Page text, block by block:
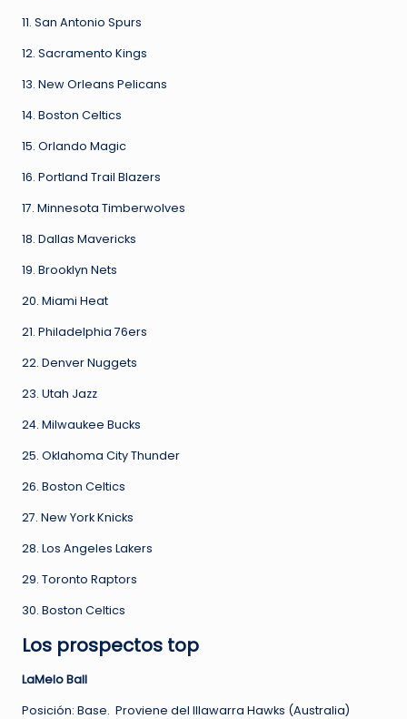
11. San Antonio Spurs
12. Sacramento Kings
13. New Orleans Pelicans
14. Boston Celtics
15. Orlando Magic
16. Portland Trail Blazers
17. Minnesota Timberwolves
18. Dallas Mavericks
19. Brooklyn Nets
20. Miami Heat
21. Philadelphia 76ers
22. Denver Nuggets
23. Utah Jazz
24. Milwaukee Bucks
25. Oklahoma City Thunder
26. Boston Celtics
27. New York Knicks
28. Los Angeles Lakers
29. Toronto Raptors
30. Boston Celtics
Los prospectos top
LaMelo Ball
Posición: Base. Proviene del Illawarra Hawks (Australia)